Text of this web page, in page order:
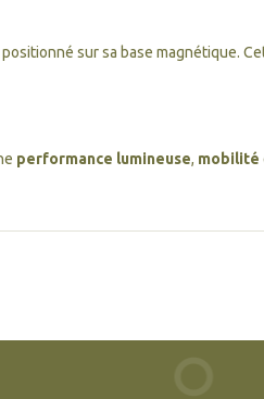
sur sa base magnétique.
performance lumineuse, mobilité